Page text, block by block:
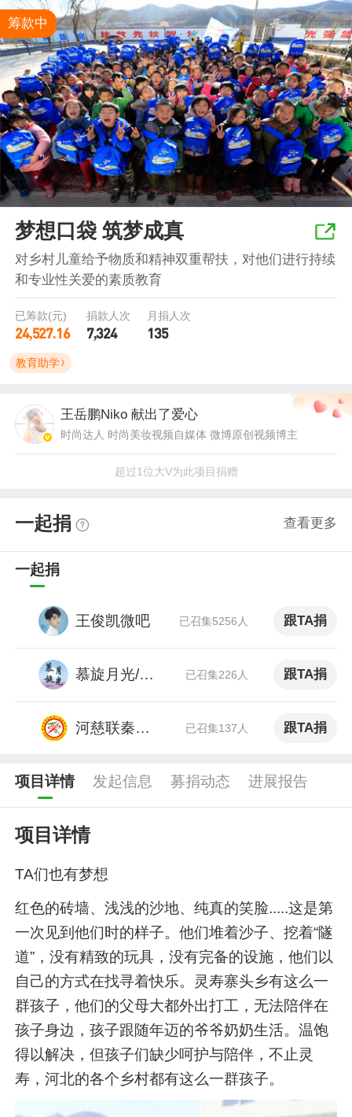
筹款中
梦想口袋 筑梦成真
对乡村儿童给予物质和精神双重帮扶，对他们进行持续
和专业性关爱的素质教育
已筹款(元)
24,527.16
捐款人次
7,324
月捐人次
135
教育助学
王岳鹏Niko 献出了爱心
时尚达人 时尚美妆视频自媒体 微博原创视频博主
超过1位大V为此项目捐赠
查看更多
一起捐
一起捐
王俊凯微吧 已召集5256人 跟TA捐
慕旋月光/秦霄贤散粉 已召集226人 跟TA捐
河慈联秦皇岛工作站 已召集137人 跟TA捐
项目详情 发起信息 募捐动态 进展报告
项目详情
TA们也有梦想
红色的砖墙、浅浅的沙地、纯真的笑脸.....这是第
一次见到他们时的样子。他们堆着沙子、挖着“隧
道”，没有精致的玩具，没有完备的设施，他们以
自己的方式在找寻着快乐。灵寿寨头乡有这么一
群孩子，他们的父母大都外出打工，无法陪伴在
孩子身边，孩子跟随年迈的爷爷奶奶生活。温饱
得以解决，但孩子们缺少呵护与陪伴，不止灵
寿，河北的各个乡村都有这么一群孩子。